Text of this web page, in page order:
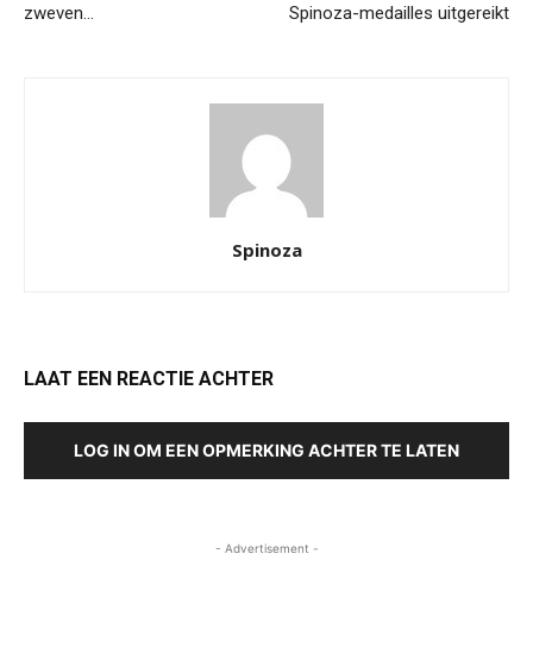
zweven…
Spinoza-medailles uitgereikt
Spinoza
LAAT EEN REACTIE ACHTER
LOG IN OM EEN OPMERKING ACHTER TE LATEN
- Advertisement -